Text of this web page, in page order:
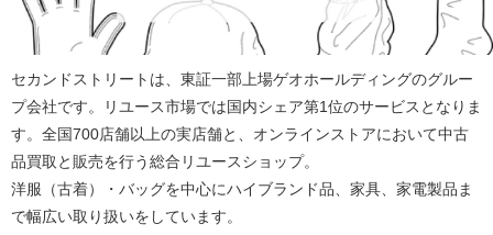
セカンドストリート は、東証一部上場ゲオホールディングのグルー
プ会社です。リユース市場では国内シェア第1位のサービスとなりま
す。全国700店舗以上の実店舗と、オンラインストアにおいて中古
品買取と販売を行う総合リユースショップ。
洋服（古着）・バッグを中心にハイブランド品、家具、家電製品ま
で幅広い取り扱いをしています。